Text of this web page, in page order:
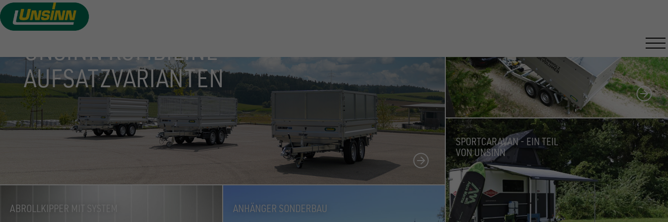
Direkt
zum
InhaltUNSINN KOMBILINE
AUFSATZVARIANTEN
ABROLLKIPPER MIT SYSTEM ANHÄNGER SONDERBAU
SPORTCARAVAN - EIN TEIL
VON UNSINN